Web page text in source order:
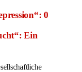
0
Ein